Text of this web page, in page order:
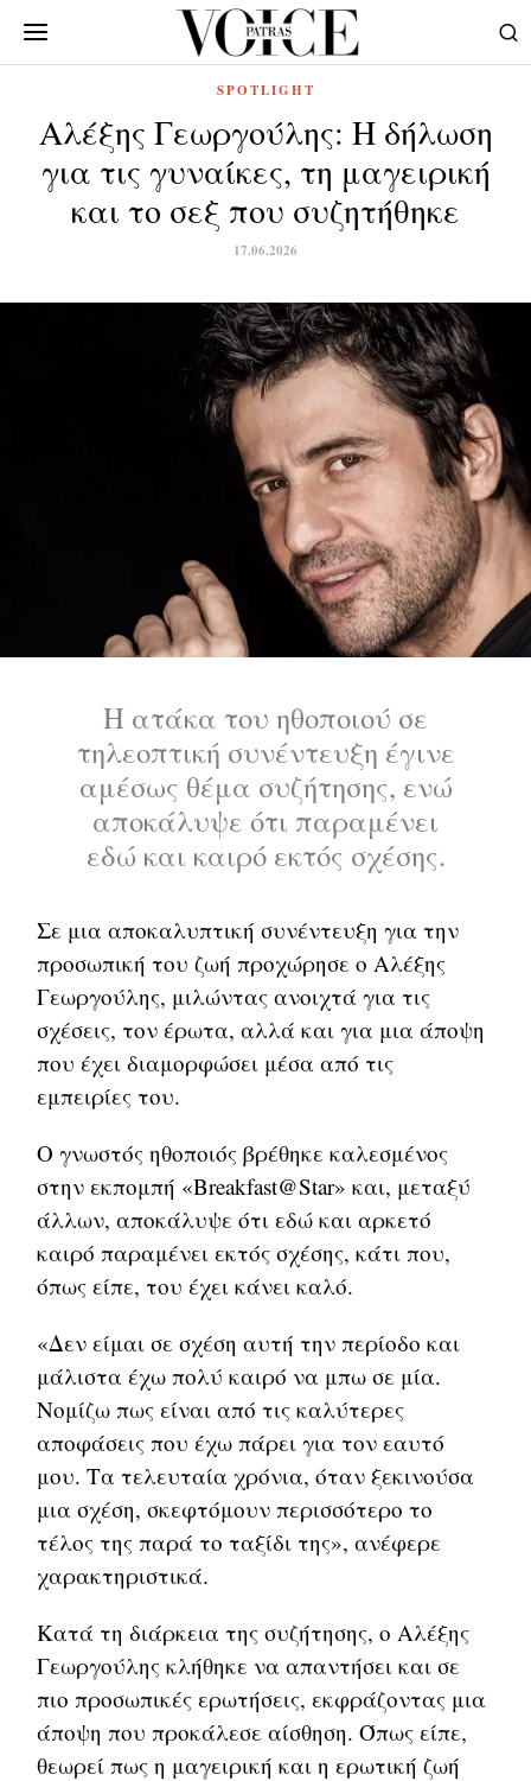
SPOTLIGHT
Αλέξης Γεωργούλης: Η δήλωση
για τις γυναίκες, τη μαγειρική
και το σεξ που συζητήθηκε
17.06.2026
Η ατάκα του ηθοποιού σε
τηλεοπτική συνέντευξη έγινε
αμέσως θέμα συζήτησης, ενώ
αποκάλυψε ότι παραμένει
εδώ και καιρό εκτός σχέσης.
Σε μια αποκαλυπτική συνέντευξη για την
προσωπική του ζωή προχώρησε ο Αλέξης
Γεωργούλης, μιλώντας ανοιχτά για τις
σχέσεις, τον έρωτα, αλλά και για μια άποψη
που έχει διαμορφώσει μέσα από τις
εμπειρίες του.
Ο γνωστός ηθοποιός βρέθηκε καλεσμένος
στην εκπομπή «Breakfast@Star» και, μεταξύ
άλλων, αποκάλυψε ότι εδώ και αρκετό
καιρό παραμένει εκτός σχέσης, κάτι που,
όπως είπε, του έχει κάνει καλό.
«Δεν είμαι σε σχέση αυτή την περίοδο και
μάλιστα έχω πολύ καιρό να μπω σε μία.
Νομίζω πως είναι από τις καλύτερες
αποφάσεις που έχω πάρει για τον εαυτό
μου. Τα τελευταία χρόνια, όταν ξεκινούσα
μια σχέση, σκεφτόμουν περισσότερο το
τέλος της παρά το ταξίδι της», ανέφερε
χαρακτηριστικά.
Κατά τη διάρκεια της συζήτησης, ο Αλέξης
Γεωργούλης κλήθηκε να απαντήσει και σε
πιο προσωπικές ερωτήσεις, εκφράζοντας μια
άποψη που προκάλεσε αίσθηση. Όπως είπε,
θεωρεί πως η μαγειρική και η ερωτική ζωή